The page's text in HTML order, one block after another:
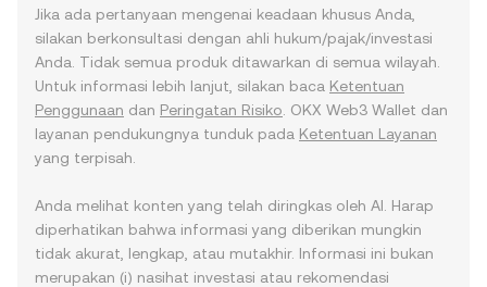
Jika ada pertanyaan mengenai keadaan khusus Anda,
silakan berkonsultasi dengan ahli hukum/pajak/investasi
Anda. Tidak semua produk ditawarkan di semua wilayah.
Untuk informasi lebih lanjut, silakan baca Ketentuan
Penggunaan dan Peringatan Risiko . OKX Web3 Wallet dan
layanan pendukungnya tunduk pada Ketentuan Layanan
yang terpisah.
Anda melihat konten yang telah diringkas oleh AI. Harap
diperhatikan bahwa informasi yang diberikan mungkin
tidak akurat, lengkap, atau mutakhir. Informasi ini bukan
merupakan (i) nasihat investasi atau rekomendasi